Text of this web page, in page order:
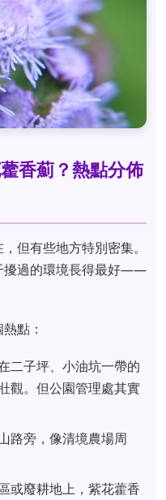
香薊？熱點分佈
但有些地方特別密集。
擾過的環境長得最好——
點：
二子坪、小油坑一帶的
觀。但公園管理處其實
路旁，像清境農場周
或廢耕地上，紫花藿香